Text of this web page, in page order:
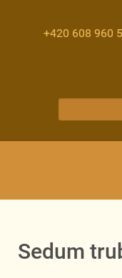
+420 608 960
Sedum